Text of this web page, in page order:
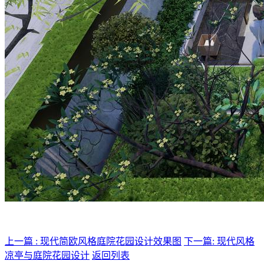
上一篇 : 现代简欧风格庭院花园设计效果图 下一篇: 现代风格
凉亭与庭院花园设计 返回列表